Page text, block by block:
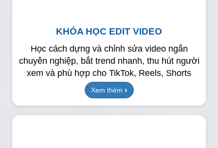
KHÓA HỌC EDIT VIDEO
Học cách dựng và chỉnh sửa video ngắn
chuyên nghiệp, bắt trend nhanh, thu hút người
xem và phù hợp cho TikTok, Reels, Shorts
Xem thêm